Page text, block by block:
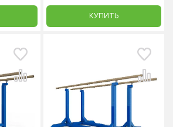
КУПИТЬ